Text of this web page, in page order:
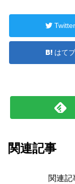
Twitter
はてブ
関連記事
関連記